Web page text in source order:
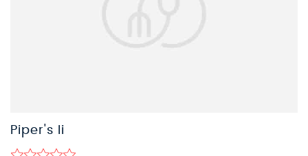
Piper's Ii